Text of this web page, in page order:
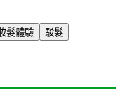
髮體驗
駁髮